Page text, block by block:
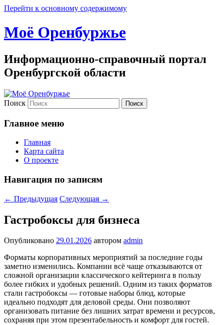
Перейти к основному содержимому
Моё Оренбуржье
Информационно-справочный портал
Оренбургской области
Поиск
Главное меню
Главная
Карта сайта
О проекте
Навигация по записям
← Предыдущая Следующая →
Гастробоксы для бизнеса
Опубликовано 29.01.2026 автором admin
Форматы корпоративных мероприятий за последние годы
заметно изменились. Компании всё чаще отказываются от
сложной организации классического кейтеринга в пользу
более гибких и удобных решений. Одним из таких форматов
стали гастробоксы — готовые наборы блюд, которые
идеально подходят для деловой среды. Они позволяют
организовать питание без лишних затрат времени и ресурсов,
сохраняя при этом презентабельность и комфорт для гостей.